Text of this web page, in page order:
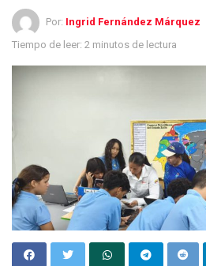
Por: Ingrid Fernández Márquez
Tiempo de leer: 2 minutos de lectura